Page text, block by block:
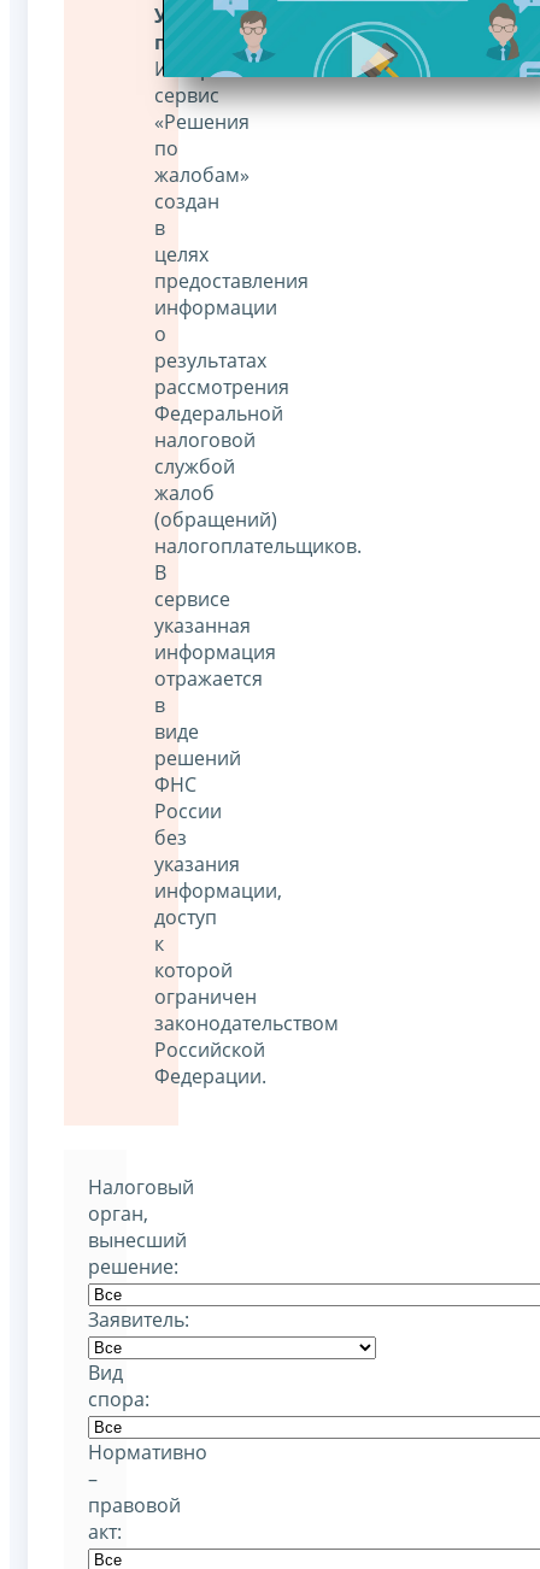
Уважаемые
пользователи!
Интернет-
сервис
«Решения
по
жалобам»
создан
в
целях
предоставления
информации
о
результатах
рассмотрения
Федеральной
налоговой
службой
жалоб
(обращений)
налогоплательщиков.
В
сервисе
указанная
информация
отражается
в
виде
решений
ФНС
России
без
указания
информации,
доступ
к
которой
ограничен
законодательством
Российской
Федерации.
Налоговый
орган,
вынесший
решение:
Заявитель:
Вид
спора:
Нормативно
–
правовой
акт: